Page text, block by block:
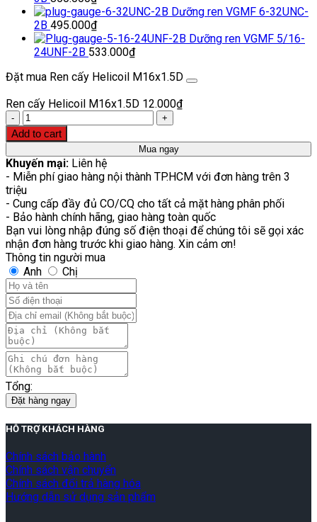
Dưỡng ren VGMF 6-32UNC-
2B 495.000₫
Dưỡng ren VGMF 5/16-
24UNF-2B 533.000₫
Đặt mua Ren cấy Helicoil M16x1.5D
Ren cấy Helicoil M16x1.5D 12.000₫
Quantity
Add to cart
Mua ngay
Khuyến mại: Liên hệ
- Miễn phí giao hàng nội thành TP.HCM với đơn hàng trên 3
triệu
- Cung cấp đầy đủ CO/CQ cho tất cả mặt hàng phân phối
- Bảo hành chính hãng, giao hàng toàn quốc
Bạn vui lòng nhập đúng số điện thoại để chúng tôi sẽ gọi xác
nhận đơn hàng trước khi giao hàng. Xin cảm ơn!
Thông tin người mua
Anh
Chị
Tổng:
Đặt hàng ngay
HỖ TRỢ KHÁCH HÀNG
Chính sách bảo hành
Chính sách vận chuyển
Chính sách đổi trả hàng hóa
Hướng dẫn sử dụng sản phẩm